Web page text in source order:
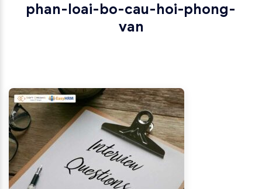
phan-loai-bo-cau-hoi-phong-
van